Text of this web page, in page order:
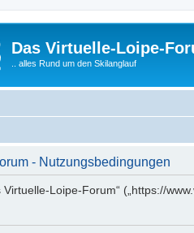
Das Virtuelle-Loipe-
.. alles Rund um den Skilanglauf
- Nutzungsbedingungen
Virtuelle-Loipe-Forum“ („https://